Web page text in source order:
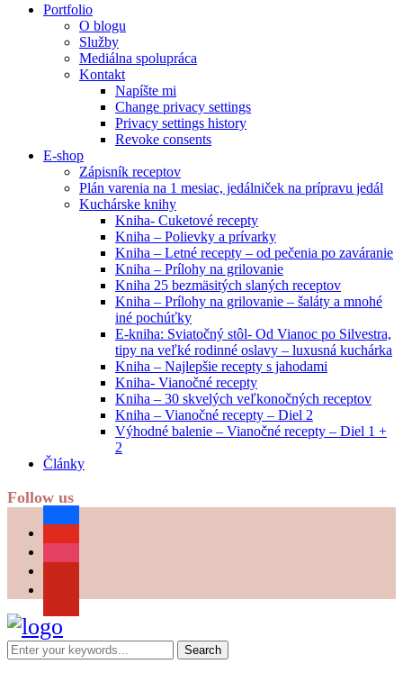
Portfolio
O blogu
Služby
Mediálna spolupráca
Kontakt
Napíšte mi
Change privacy settings
Privacy settings history
Revoke consents
E-shop
Zápisník receptov
Plán varenia na 1 mesiac, jedálniček na prípravu jedál
Kuchárske knihy
Kniha- Cuketové recepty
Kniha – Polievky a prívarky
Kniha – Letné recepty – od pečenia po zaváranie
Kniha – Prílohy na grilovanie
Kniha 25 bezmäsitých slaných receptov
Kniha – Prílohy na grilovanie – šaláty a mnohé
iné pochúťky
E-kniha: Sviatočný stôl- Od Vianoc po Silvestra,
tipy na veľké rodinné oslavy – luxusná kuchárka
Kniha – Najlepšie recepty s jahodami
Kniha- Vianočné recepty
Kniha – 30 skvelých veľkonočných receptov
Kniha – Vianočné recepty – Diel 2
Výhodné balenie – Vianočné recepty – Diel 1 +
2
Články
Follow us